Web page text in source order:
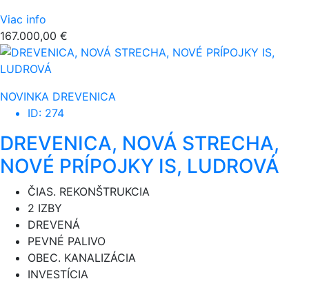
Viac info
167.000,00 €
NOVINKA DREVENICA
ID: 274
DREVENICA, NOVÁ STRECHA,
NOVÉ PRÍPOJKY IS, LUDROVÁ
ČIAS. REKONŠTRUKCIA
2 IZBY
DREVENÁ
PEVNÉ PALIVO
OBEC. KANALIZÁCIA
INVESTÍCIA